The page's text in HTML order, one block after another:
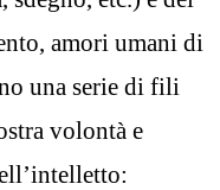
amori umani di
una serie di fili
volontà e